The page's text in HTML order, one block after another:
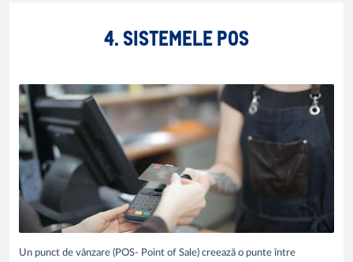
4. SISTEMELE POS
Un punct de vânzare (POS- Point of Sale) creează o punte între